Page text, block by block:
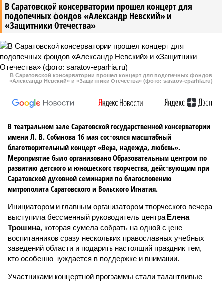
В Саратовской консерватории прошел концерт для
подопечных фондов «Александр Невский» и
«Защитники Отечества»
В Саратовской консерватории прошел концерт для подопечных фондов
«Александр Невский» и «Защитники Отечества» (фото: saratov-eparhia.ru)
В театральном зале Саратовской государственной консерватории
имени Л. В. Собинова 16 мая состоялся масштабный
благотворительный концерт «Вера, надежда, любовь».
Мероприятие было организовано Образовательным центром по
развитию детского и юношеского творчества, действующим при
Саратовской духовной семинарии по благословению
митрополита Саратовского и Вольского Игнатия.
Инициатором и главным организатором творческого вечера
выступила бессменный руководитель центра Елена
Трошина, которая сумела собрать на одной сцене
воспитанников сразу нескольких православных учебных
заведений области и подарить настоящий праздник тем,
кто особенно нуждается в поддержке и внимании.
Участниками концертной программы стали талантливые